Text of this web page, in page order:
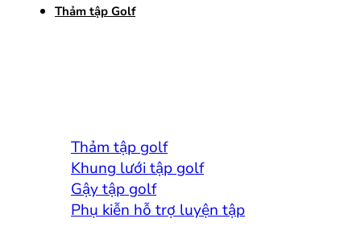
Thảm tập Golf
Thảm tập golf
Khung lưới tập golf
Gậy tập golf
Phụ kiễn hỗ trợ luyện tập